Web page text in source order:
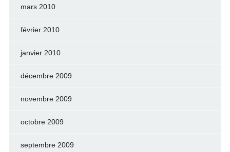
mars 2010
février 2010
janvier 2010
décembre 2009
novembre 2009
octobre 2009
septembre 2009